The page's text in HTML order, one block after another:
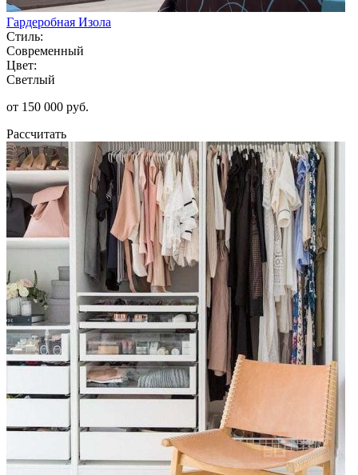
Гардеробная Изола
Стиль:
Современный
Цвет:
Светлый
от 150 000 руб.
Рассчитать